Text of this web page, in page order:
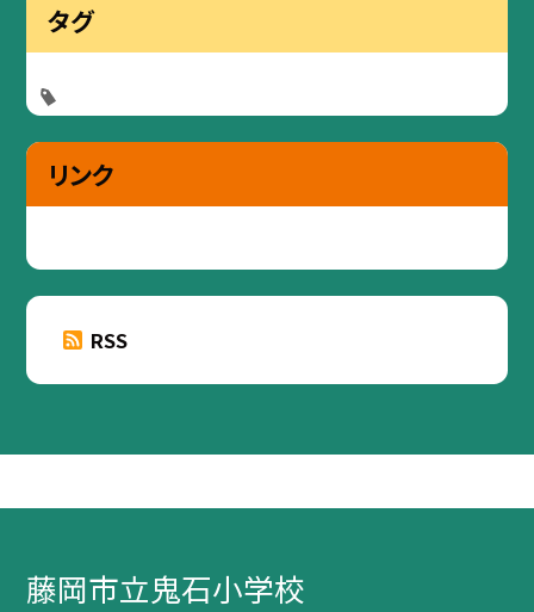
タグ
リンク
RSS
藤岡市立鬼石小学校